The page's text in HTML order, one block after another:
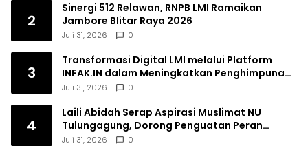
2
Sinergi 512 Relawan, RNPB LMI Ramaikan
Jambore Blitar Raya 2026
Juli 31, 2026 0
3
Transformasi Digital LMI melalui Platform
INFAK.IN dalam Meningkatkan Penghimpunan
Dana Filantropi Islam
Juli 31, 2026 0
4
Laili Abidah Serap Aspirasi Muslimat NU
Tulungagung, Dorong Penguatan Peran
Perempuan
Juli 31, 2026 0